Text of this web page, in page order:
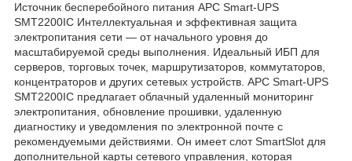
Источник бесперебойного питания APC Smart-UPS
SMT2200IC Интеллектуальная и эффективная защита
электропитания сети — от начального уровня до
масштабируемой среды выполнения. Идеальный ИБП для
серверов, торговых точек, маршрутизаторов, коммутаторов,
концентраторов и других сетевых устройств. APC Smart-UPS
SMT2200IC предлагает облачный удаленный мониторинг
электропитания, обновление прошивки, удаленную
диагностику и уведомления по электронной почте с
рекомендуемыми действиями. Он имеет слот SmartSlot для
дополнительной карты сетевого управления, которая